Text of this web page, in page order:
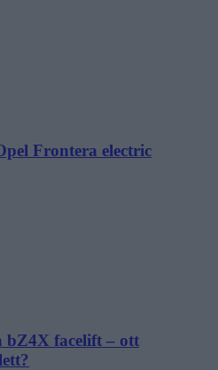
Frontera electric
bZ4X facelift – ott